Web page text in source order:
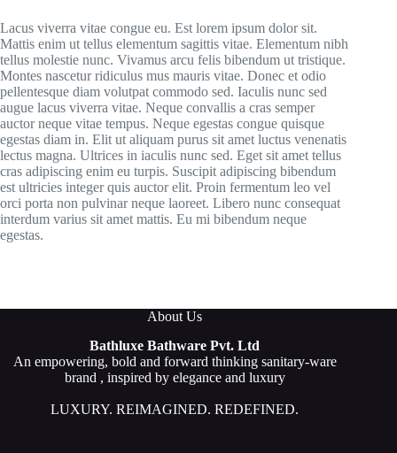
Lacus viverra vitae congue eu. Est lorem ipsum dolor sit.
Mattis enim ut tellus elementum sagittis vitae. Elementum nibh
tellus molestie nunc. Vivamus arcu felis bibendum ut tristique.
Montes nascetur ridiculus mus mauris vitae. Donec et odio
pellentesque diam volutpat commodo sed. Iaculis nunc sed
augue lacus viverra vitae. Neque convallis a cras semper
auctor neque vitae tempus. Neque egestas congue quisque
egestas diam in. Elit ut aliquam purus sit amet luctus venenatis
lectus magna. Ultrices in iaculis nunc sed. Eget sit amet tellus
cras adipiscing enim eu turpis. Suscipit adipiscing bibendum
est ultricies integer quis auctor elit. Proin fermentum leo vel
orci porta non pulvinar neque laoreet. Libero nunc consequat
interdum varius sit amet mattis. Eu mi bibendum neque
egestas.
About Us
Bathluxe Bathware Pvt. Ltd
An empowering, bold and forward thinking sanitary-ware
brand , inspired by elegance and luxury
LUXURY. REIMAGINED. REDEFINED.